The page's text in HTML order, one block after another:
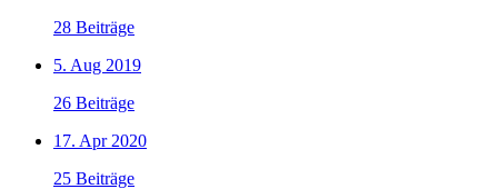
28 Beiträge
5. Aug 2019
26 Beiträge
17. Apr 2020
25 Beiträge